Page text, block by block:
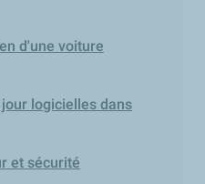
d'une voiture
logicielles dans
et sécurité